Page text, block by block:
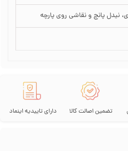
نیدل پانچ و نقاشی روی پارچه
تضمین اصالت کالا دارای تاییدیه اینماد